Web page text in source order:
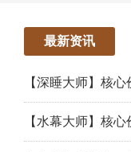
最新资讯
【深睡大师】核
【水幕大师】核